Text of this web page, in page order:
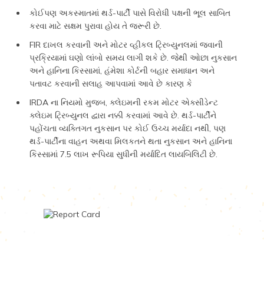
કોઈપણ અકસ્માતમાં થર્ડ-પાર્ટી પાસે વિરોધી પક્ષની ભૂલ સાબિત
કરવા માટે સક્ષમ પુરાવા હોય તે જરૂરી છે.
FIR દાખલ કરવાની અને મોટર વ્હીકલ ટ્રિબ્યુનલમાં જવાની
પ્રક્રિયામાં ઘણો લાંબો સમય લાગી શકે છે. જેથી ઓછા નુકસાન
અને હાનિના કિસ્સામાં, હંમેશા કોર્ટની બહાર સમાધાન અને
પતાવટ કરવાની સલાહ આપવામાં આવે છે કારણ કે
IRDA ના નિયમો મુજબ, ક્લેઇમની રકમ મોટર એક્સીડેન્ટ
ક્લેઇમ ટ્રિબ્યુનલ દ્વારા નક્કી કરવામાં આવે છે. થર્ડ-પાર્ટીને
પહોંચતા વ્યક્તિગત નુકસાન પર કોઈ ઉચ્ચ મર્યાદા નથી, પણ
થર્ડ-પાર્ટીના વાહન અથવા મિલકતને થતા નુકસાન અને હાનિના
કિસ્સામાં 7.5 લાખ રૂપિયા સુધીની મર્યાદિત લાયબિલિટી છે.